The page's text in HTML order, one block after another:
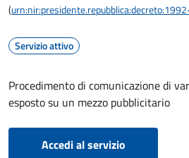
(
Servizio attivo
Procedimento di comunicazione di
esposto su un mezzo pubblicitario
Accedi al servizio